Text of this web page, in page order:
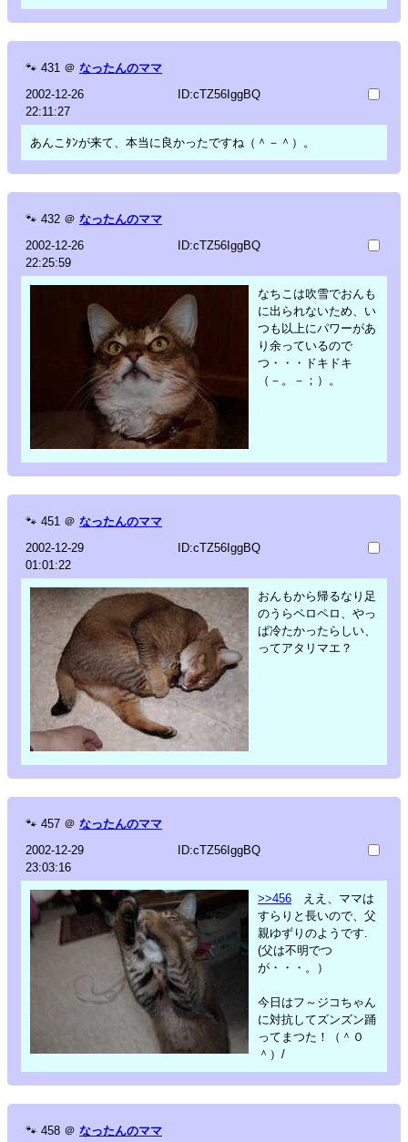
🐾 431 ＠ なったんのママ
2002-12-26
22:11:27
ID:cTZ56IggBQ
あんこﾀﾝが来て、本当に良かったですね（＾－＾）。
🐾 432 ＠ なったんのママ
2002-12-26
22:25:59
ID:cTZ56IggBQ
なちこは吹雪でおんも
に出られないため、い
つも以上にパワーがあ
り余っているので
つ・・・ドキドキ
（－。－；）。
🐾 451 ＠ なったんのママ
2002-12-29
01:01:22
ID:cTZ56IggBQ
おんもから帰るなり足
のうらペロペロ、やっ
ぱ冷たかったらしい、
ってアタリマエ？
🐾 457 ＠ なったんのママ
2002-12-29
23:03:16
ID:cTZ56IggBQ
>>456 ええ、ママは
すらりと長いので、父
親ゆずりのようです.
(父は不明でつ
が・・・。）
今日はフ～ジコちゃん
に対抗してズンズン踊
ってまつた！（＾０
＾）/
🐾 458 ＠ なったんのママ